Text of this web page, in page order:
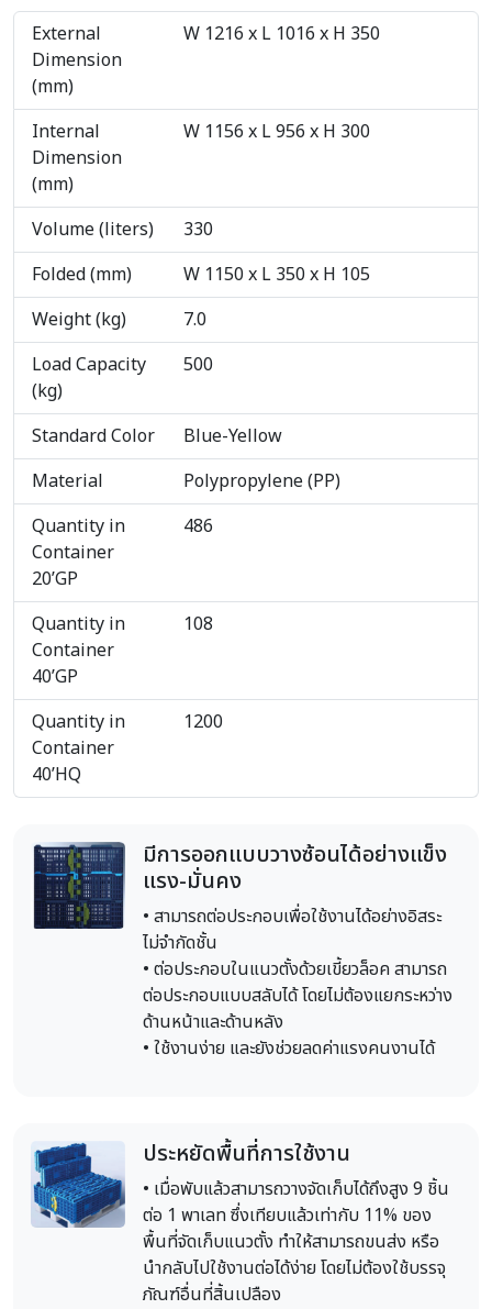
External
Dimension
(mm)
W 1216 x L 1016 x H 350
Internal
Dimension
(mm)
W 1156 x L 956 x H 300
Volume (liters)
330
Folded (mm)
W 1150 x L 350 x H 105
Weight (kg)
7.0
Load Capacity
(kg)
500
Standard Color
Blue-Yellow
Material
Polypropylene (PP)
Quantity in
Container
20’GP
486
Quantity in
Container
40’GP
108
Quantity in
Container
40’HQ
1200
มีการออกแบบวางซ้อนได้อย่างแข็ง
แรง-มั่นคง
• สามารถต่อประกอบเพื่อใช้งานได้อย่างอิสระ
ไม่จำกัดชั้น
• ต่อประกอบในแนวตั้งด้วยเขี้ยวล็อค สามารถ
ต่อประกอบแบบสลับได้ โดยไม่ต้องแยกระหว่าง
ด้านหน้าและด้านหลัง
• ใช้งานง่าย และยังช่วยลดค่าแรงคนงานได้
ประหยัดพื้นที่การใช้งาน
• เมื่อพับแล้วสามารถวางจัดเก็บได้ถึงสูง 9 ชิ้น
ต่อ 1 พาเลท ซึ่งเทียบแล้วเท่ากับ 11% ของ
พื้นที่จัดเก็บแนวตั้ง ทำให้สามารถขนส่ง หรือ
นำกลับไปใช้งานต่อได้ง่าย โดยไม่ต้องใช้บรรจุ
ภัณฑ์อื่นที่สิ้นเปลือง